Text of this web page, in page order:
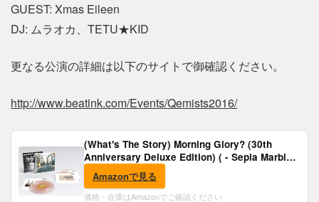
GUEST: Xmas Eileen
DJ: ムラオカ、TETU★KID
更なる公演の詳細は以下のサイトで御確認ください。
http://www.beatink.com/Events/Qemists2016/
(What's The Story) Morning Glory? (30th
Anniversary Deluxe Edition) ( - Sepia Marble
Vinyl) [Analog]
Amazonで見る
価格・在庫はAmazonでご確認ください